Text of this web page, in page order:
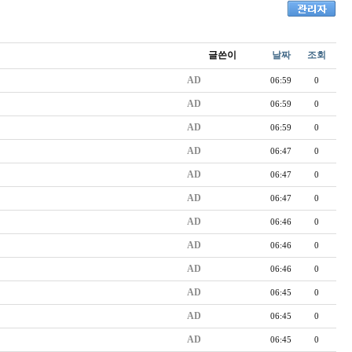
글쓴이 날짜 조회
AD 06:59 0
AD 06:59 0
AD 06:59 0
AD 06:47 0
AD 06:47 0
AD 06:47 0
AD 06:46 0
AD 06:46 0
AD 06:46 0
AD 06:45 0
AD 06:45 0
AD 06:45 0